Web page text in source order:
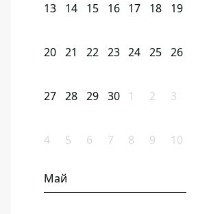
13 14 15 16 17 18 19
20 21 22 23 24 25 26
27 28 29 30 1 2 3
4 5 6 7 8 9 10
Май